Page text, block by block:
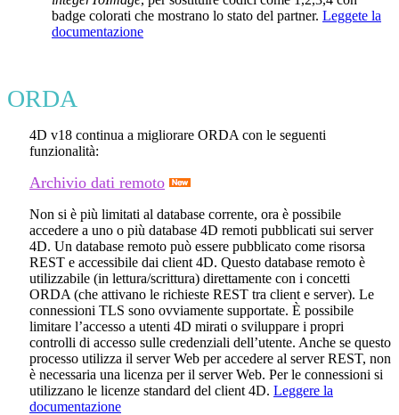
badge colorati che mostrano lo stato del partner. Leggete la
documentazione
ORDA
4D v18 continua a migliorare ORDA con le seguenti
funzionalità:
Archivio dati remoto
Non si è più limitati al database corrente, ora è possibile
accedere a uno o più database 4D remoti pubblicati sui server
4D. Un database remoto può essere pubblicato come risorsa
REST e accessibile dai client 4D. Questo database remoto è
utilizzabile (in lettura/scrittura) direttamente con i concetti
ORDA (che attivano le richieste REST tra client e server). Le
connessioni TLS sono ovviamente supportate. È possibile
limitare l’accesso a utenti 4D mirati o sviluppare i propri
controlli di accesso sulle credenziali dell’utente. Anche se questo
processo utilizza il server Web per accedere al server REST, non
è necessaria una licenza per il server Web. Per le connessioni si
utilizzano le licenze standard del client 4D. Leggere la
documentazione